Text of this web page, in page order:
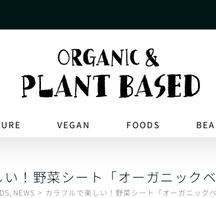
VEGAN FOODS
！野菜シート「オーガニック
NEWS カラフルで楽しい！野菜シート「オーガニック